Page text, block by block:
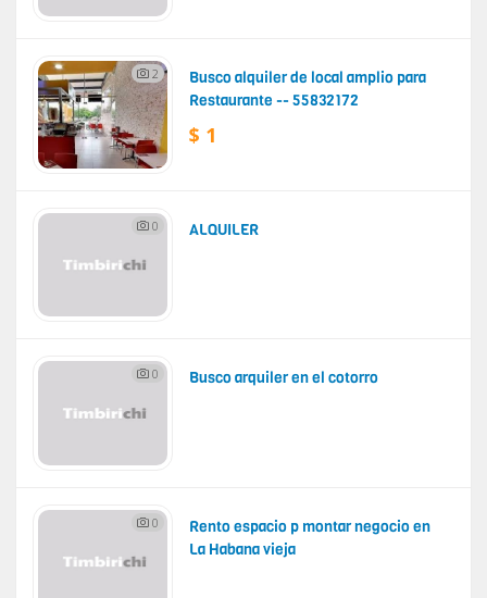
2
Busco alquiler de local amplio para
Restaurante -- 55832172
$ 1
0 ALQUILER
0 Busco arquiler en el cotorro
0
Rento espacio p montar negocio en
La Habana vieja